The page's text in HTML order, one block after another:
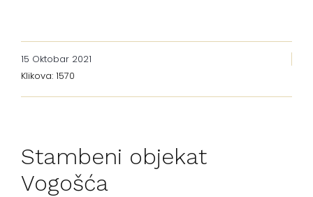
15 Oktobar 2021
Klikova: 1570
Stambeni objekat
Vogošća